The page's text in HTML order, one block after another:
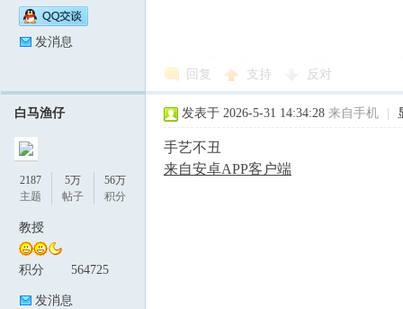
发消息
回复 支持 反对
白马渔仔
2187
主题
5万
帖子
56万
积分
教授
积分 564725
发消息
发表于 2026-5-31 14:34:28 来自手机
手艺不丑
来自安卓APP客户端